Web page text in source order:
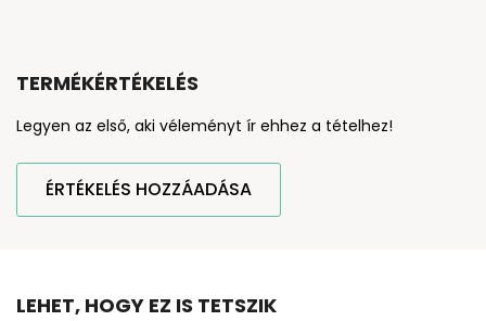
TERMÉKÉRTÉKELÉS
Legyen az első, aki véleményt ír ehhez a tételhez!
ÉRTÉKELÉS HOZZÁADÁSA
LEHET, HOGY EZ IS TETSZIK